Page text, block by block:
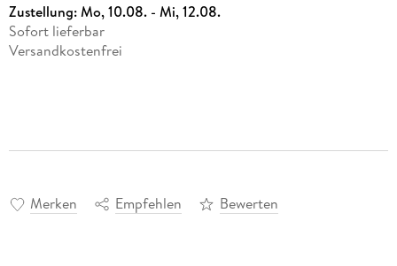
Zustellung:Mo, 10.08. - Mi, 12.08.
Sofort lieferbar
Versandkostenfrei
Merken Empfehlen Bewerten